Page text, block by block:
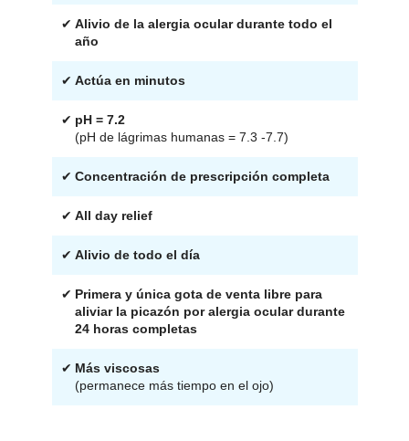
✔ Alivio de la alergia ocular durante todo el
año
✔ Actúa en minutos
✔ pH = 7.2
(pH de lágrimas humanas = 7.3 -7.7)
✔ Concentración de prescripción completa
✔ All day relief
✔ Alivio de todo el día
✔ Primera y única gota de venta libre para
aliviar la picazón por alergia ocular durante
24 horas completas
✔ Más viscosas
(permanece más tiempo en el ojo)